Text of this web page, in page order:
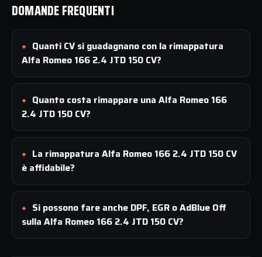
DOMANDE FREQUENTI
Quanti CV si guadagnano con la rimappatura
Alfa Romeo 166 2.4 JTD 150 CV?
Quanto costa rimappare una Alfa Romeo 166
2.4 JTD 150 CV?
La rimappatura Alfa Romeo 166 2.4 JTD 150 CV
è affidabile?
Si possono fare anche DPF, EGR o AdBlue Off
sulla Alfa Romeo 166 2.4 JTD 150 CV?